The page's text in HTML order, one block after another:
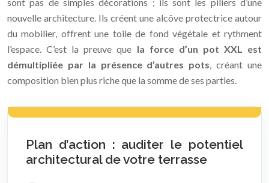
sont pas de simples décorations ; ils sont les piliers d’une
nouvelle architecture. Ils créent une alcôve protectrice autour
du mobilier, offrent une toile de fond végétale et rythment
l’espace. C’est la preuve que la force d’un pot XXL est
démultipliée par la présence d’autres pots, créant une
composition bien plus riche que la somme de ses parties.
Plan d’action : auditer le potentiel
architectural de votre terrasse